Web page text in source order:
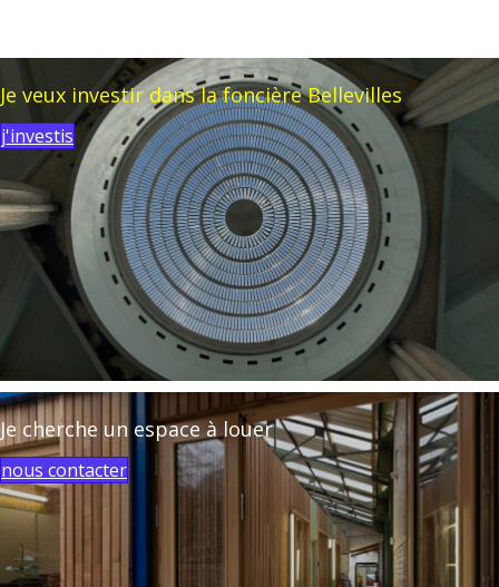
Je veux investir dans la foncière Bellevilles
j'investis
Je cherche un espace à louer
nous contacter